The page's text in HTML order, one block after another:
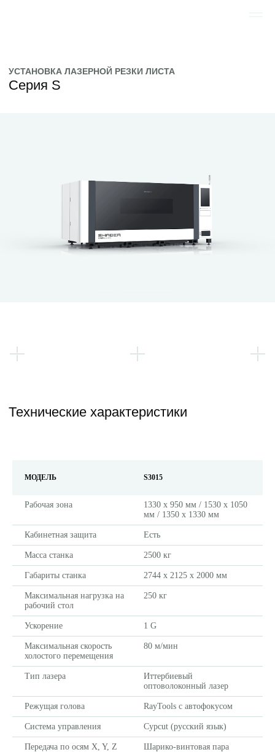
МОДЕЛЬ S3015
Рабочая зона
1330 х 950 мм / 1530 х 1050
мм / 1350 х 1330 мм
Кабинетная защита Есть
Масса станка 2500 кг
Габариты станка 2744 x 2125 x 2000 мм
Максимальная нагрузка на
рабочий стол
250 кг
Ускорение 1 G
Максимальная скорость
холостого перемещения
80 м/мин
Тип лазера
Иттербиевый
оптоволоконный лазер
Режущая голова RayTools с автофокусом
Система управления Cypcut (русский язык)
Передача по осям X, Y, Z Шарико-винтовая пара